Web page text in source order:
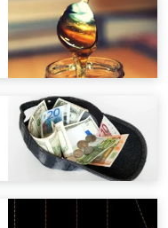
לכל
אחרית